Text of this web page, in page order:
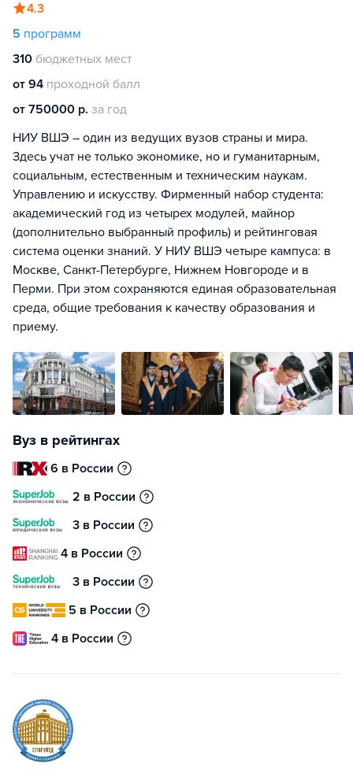
4.3
5 программ
310 бюджетных мест
от 94 проходной балл
от 750000 р. за год
НИУ ВШЭ – один из ведущих вузов страны и мира.
Здесь учат не только экономике, но и гуманитарным,
социальным, естественным и техническим наукам.
Управлению и искусству. Фирменный набор студента:
академический год из четырех модулей, майнор
(дополнительно выбранный профиль) и рейтинговая
система оценки знаний. У НИУ ВШЭ четыре кампуса: в
Москве, Санкт-Петербурге, Нижнем Новгороде и в
Перми. При этом сохраняются единая образовательная
среда, общие требования к качеству образования и
приему.
Вуз в рейтингах
6 в России
2 в России
3 в России
4 в России
3 в России
5 в России
4 в России